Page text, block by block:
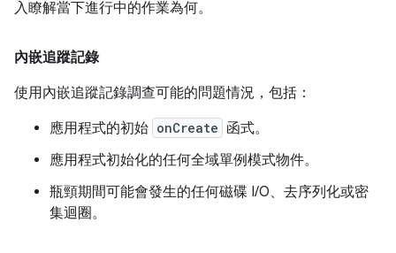
入瞭解當下進行中的作業為何。
內嵌追蹤記錄
使用內嵌追蹤記錄調查可能的問題情況，包括：
應用程式的初始 onCreate 函式。
應用程式初始化的任何全域單例模式物件。
瓶頸期間可能會發生的任何磁碟 I/O、去序列化或密
集迴圈。